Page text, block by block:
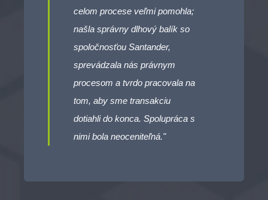
celom procese veľmi pomohla;
našla správny dlhový balík so
spoločnosťou Santander,
sprevádzala nás právnym
procesom a tvrdo pracovala na
tom, aby sme transakciu
dotiahli do konca. Spolupráca s
nimi bola neoceniteľná."